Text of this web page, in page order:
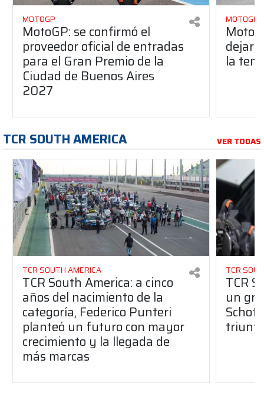
MOTOGP
MotoGP: se confirmó el
proveedor oficial de entradas
para el Gran Premio de la
Ciudad de Buenos Aires
2027
MOTOGP
la
TCR SOUTH AMERICA VER TODAS
TCR SOUTH AMERICA
TCR South America: a cinco
años del nacimiento de la
categoría, Federico Punteri
planteó un futuro con mayor
crecimiento y la llegada de
más marcas
TCR
TCR
un